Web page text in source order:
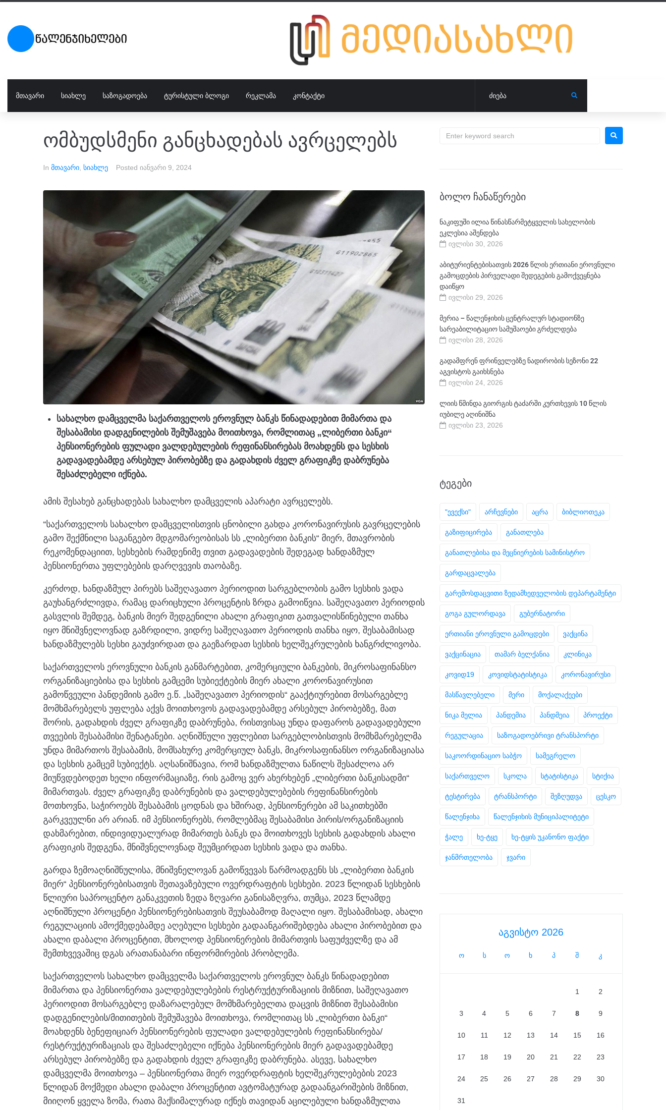
ᲛᲗᲐᲕᲐᲠᲘ ᲡᲘᲐᲮᲚᲔ ᲡᲐᲖᲝᲒᲐᲓᲝᲔᲑᲐ ᲢᲣᲠᲘᲡᲢᲣᲚᲘ ᲑᲚᲝᲒᲘ ᲠᲔᲙᲚᲐᲛᲐ ᲙᲝᲜᲢᲐᲥᲢᲘ
ომბუდსმენი განცხადებას ავრცელებს
In მთავარი სიახლე Posted იანვარი 9, 2024
სახალხო დამცველმა საქართველოს ეროვნულ ბანკს წინადადებით მიმართა და
შესაბამისი დადგენილების შემუშავება მოითხოვა, რომლითაც „ლიბერთი ბანკი“
პენსიონერების ფულადი ვალდებულების რეფინანსირებას მოახდენს და სესხის
გადავადებამდე არსებულ პირობებზე და გადახდის ძველ გრაფიკზე დაბრუნება
შესაძლებელი იქნება.
ამის შესახებ განცხადებას სახალხო დამცველის აპარატი ავრცელებს.
“საქართველოს სახალხო დამცველისთვის ცნობილი გახდა კორონავირუსის გავრცელების
გამო შექმნილი საგანგებო მდგომარეობისას სს „ლიბერთი ბანკის“ მიერ, მთავრობის
რეკომენდაციით, სესხების რამდენიმე თვით გადავადების შედეგად ხანდაზმულ
პენსიონერთა უფლებების დარღვევის თაობაზე.
კერძოდ, ხანდაზმულ პირებს საშეღავათო პერიოდით სარგებლობის გამო სესხის ვადა
გაუხანგრძლივდა, რამაც დარიცხული პროცენტის ზრდა გამოიწვია. საშეღავათო პერიოდის
გასვლის შემდეგ, ბანკის მიერ შედგენილი ახალი გრაფიკით გათვალისწინებული თანხა
იყო მნიშვნელოვნად გაზრდილი, ვიდრე საშეღავათო პერიოდის თანხა იყო, შესაბამისად
ხანდაზმულებს სესხი გაუძვირდათ და გაეზარდათ სესხის ხელშეკრულების ხანგრძლივობა.
საქართველოს ეროვნული ბანკის განმარტებით, კომერციული ბანკების, მიკროსაფინანსო
ორგანიზაციებისა და სესხის გამცემი სუბიექტების მიერ ახალი კორონავირუსით
გამოწვეული პანდემიის გამო ე.წ. „საშეღავათო პერიოდის“ გააქტიურებით მოსარგებლე
მომხმარებელს უფლება აქვს მოითხოვოს გადავადებამდე არსებულ პირობებზე, მათ
შორის, გადახდის ძველ გრაფიკზე დაბრუნება, რისთვისაც უნდა დაფაროს გადავადებული
თვეების შესაბამისი შენატანები. აღნიშნული უფლებით სარგებლობისთვის მომხმარებელმა
უნდა მიმართოს შესაბამის, მომსახურე კომერციულ ბანკს, მიკროსაფინანსო ორგანიზაციასა
და სესხის გამცემ სუბიექტს. აღსანიშნავია, რომ ხანდაზმულთა ნაწილს შესაძლოა არ
მიუწვდებოდეთ ხელი ინფორმაციაზე, რის გამოც ვერ ახერხებენ „ლიბერთი ბანკისადმი“
მიმართვას. ძველ გრაფიკზე დაბრუნების და ვალდებულებების რეფინანსირების
მოთხოვნა, საჭიროებს შესაბამის ცოდნას და ხშირად, პენსიონერები ამ საკითხებში
გარკვეულნი არ არიან. იმ პენსიონერებს, რომლებმაც შესაბამისი პირის/ორგანიზაციის
დახმარებით, ინდივიდუალურად მიმართეს ბანკს და მოითხოვეს სესხის გადახდის ახალი
გრაფიკის შედგენა, მნიშვნელოვნად შეუმცირდათ სესხის ვადა და თანხა.
გარდა ზემოაღნიშნულისა, მნიშვნელოვან გამოწვევას წარმოადგენს სს „ლიბერთი ბანკის
მიერ“ პენსიონერებისათვის შეთავაზებული ოვერდრაფტის სესხები. 2023 წლიდან სესხების
წლიური საპროცენტო განაკვეთის ზედა ზღვარი განისაზღვრა, თუმცა, 2023 წლამდე
აღნიშნული პროცენტი პენსიონერებისათვის შეუსაბამოდ მაღალი იყო. შესაბამისად, ახალი
რეგულაციის ამოქმედებამდე აღებული სესხები გადაანგარიშებდება ახალი პირობებით და
ახალი დაბალი პროცენტით, მხოლოდ პენსიონერების მიმართვის საფუძველზე და ამ
შემთხვევაშიც დგას არათანაბარი ინფორმირების პრობლემა.
საქართველოს სახალხო დამცველმა საქართველოს ეროვნულ ბანკს წინადადებით
მიმართა და პენსიონერთა ვალდებულებების რესტრუქტურიზაციის მიზნით, საშეღავათო
პერიოდით მოსარგებლე დაზარალებულ მომხმარებელთა დაცვის მიზნით შესაბამისი
დადგენილების/მითითების შემუშავება მოითხოვა, რომლითაც სს „ლიბერთი ბანკი“
მოახდენს ბენეფიციარ პენსიონერების ფულადი ვალდებულების რეფინანსირება/
რესტრუქტურიზაციას და შესაძლებელი იქნება პენსიონერების მიერ გადავადებამდე
არსებულ პირობებზე და გადახდის ძველ გრაფიკზე დაბრუნება. ასევე, სახალხო
დამცველმა მოითხოვა – პენსიონერთა მიერ ოვერდრაფტის ხელშეკრულებების 2023
წლიდან მოქმედი ახალი დაბალი პროცენტით ავტომატურად გადაანგარიშების მიზნით,
მიიღონ ყველა ზომა, რათა მაქსიმალურად იქნეს თავიდან აცილებული ხანდაზმულთა
ᲑᲝᲚᲝ ᲩᲐᲜᲐᲬᲔᲠᲔᲑᲘ
ნაკიფუში ილია წინასწარმეტყველის სახელობის
ეკლესია აშენდება
ივლისი 30, 2026
აბიტურიენტებისათვის 2026 წლის ერთიანი ეროვნული
გამოცდების პირველადი შედეგების გამოქვეყნება
დაიწყო
ივლისი 29, 2026
მერია – წალენჯიხის ცენტრალურ სტადიონზე
სარეაბილიტაციო სამუშაოები გრძელდება
ივლისი 28, 2026
გადამფრენ ფრინველებზე ნადირობის სეზონი 22
აგვისტოს გაიხსნება
ივლისი 24, 2026
ლიის წმინდა გიორგის ტაძარში კურთხევის 10 წლის
იუბილე აღინიშნა
ივლისი 23, 2026
ᲢᲔᲒᲔᲑᲘ
"ევექსი" არჩევნები აცრა ბიბლიოთეკა
გაზიფიცირება განათლება
განათლებისა და მეცნიერების სამინისტრო
გარდაცვალება
გარემოსდაცვითი ზედამხედველობის დეპარტამენტი
გოგა გულორდავა გუბერნატორი
ერთიანი ეროვნული გამოცდები ვაქცინა
ვაქცინაცია თამარ ბელქანია კლინიკა
კოვიდ19 კოვიდსტატისტიკა კორონავირუსი
მასწავლებელი მერი მოქალაქეები
ნიკა მელია პანდემია პანდმეია პროექტი
რეგულაცია საზოგადოებრივი ტრანსპორტი
საკოორდინაციო საბჭო სამეგრელო
საქართველო სკოლა სტატისტიკა სტიქია
ტესტირება ტრანსპორტი შეზღუდვა ცესკო
წალენჯიხა წალენჯიხის მუნიციპალიტეტი
ჭალე ხე-ტყე ხე-ტყის უკანონო ფაქტი
ჯანმრთელობა ჯვარი
აგვისტო 2026
ო ს ო ხ პ შ კ
1 2
3 4 5 6 7 8 9
10 11 12 13 14 15 16
17 18 19 20 21 22 23
24 25 26 27 28 29 30
31